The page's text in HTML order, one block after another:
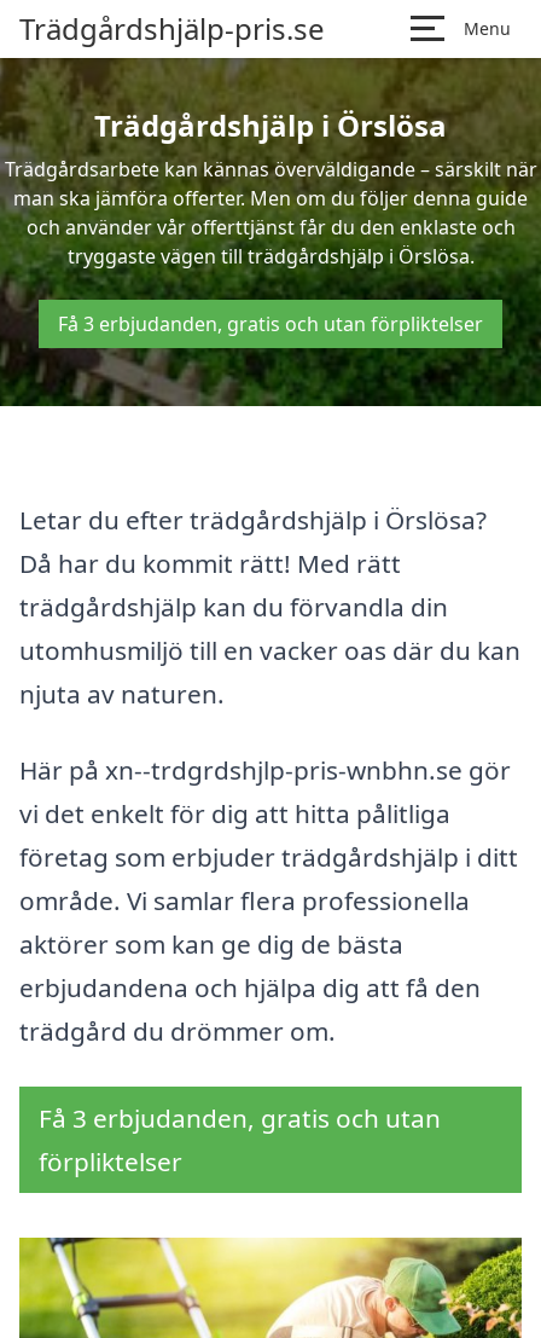
Trädgårdshjälp-pris.se Menu
Trädgårdshjälp i Örslösa
Trädgårdsarbete kan kännas överväldigande – särskilt när
man ska jämföra offerter. Men om du följer denna guide
och använder vår offerttjänst får du den enklaste och
tryggaste vägen till trädgårdshjälp i Örslösa.
Få 3 erbjudanden, gratis och utan förpliktelser
Letar du efter trädgårdshjälp i Örslösa?
Då har du kommit rätt! Med rätt
trädgårdshjälp kan du förvandla din
utomhusmiljö till en vacker oas där du kan
njuta av naturen.
Här på xn--trdgrdshjlp-pris-wnbhn.se gör
vi det enkelt för dig att hitta pålitliga
företag som erbjuder trädgårdshjälp i ditt
område. Vi samlar flera professionella
aktörer som kan ge dig de bästa
erbjudandena och hjälpa dig att få den
trädgård du drömmer om.
Få 3 erbjudanden, gratis och utan
förpliktelser